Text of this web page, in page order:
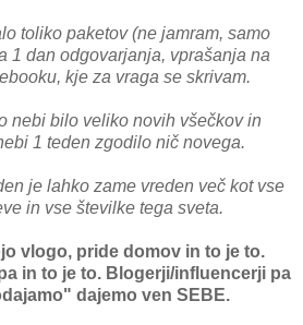
toliko paketov (ne jamram, samo
1 dan odgovarjanja, vprašanja na
kje za vraga se skrivam.
nebi bilo veliko novih všečkov in
1 teden zgodilo nič novega.
je lahko zame vreden več kot vse
in vse številke tega sveta.
vlogo, pride domov in to je to.
in to je to. Blogerji/influencerji pa
dajemo ven SEBE.